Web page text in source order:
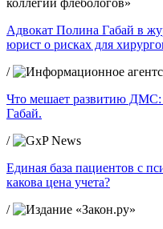
Адвокат Полина Габай в
юрист о рисках для
/
Что мешает развитию ДМС:
Габай.
/
Единая база пациентов с
какова цена учета?
/